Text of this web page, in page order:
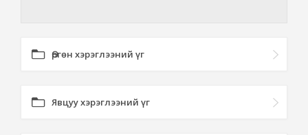
Өргөн хэрэглээний үг
Явцуу хэрэглээний үг